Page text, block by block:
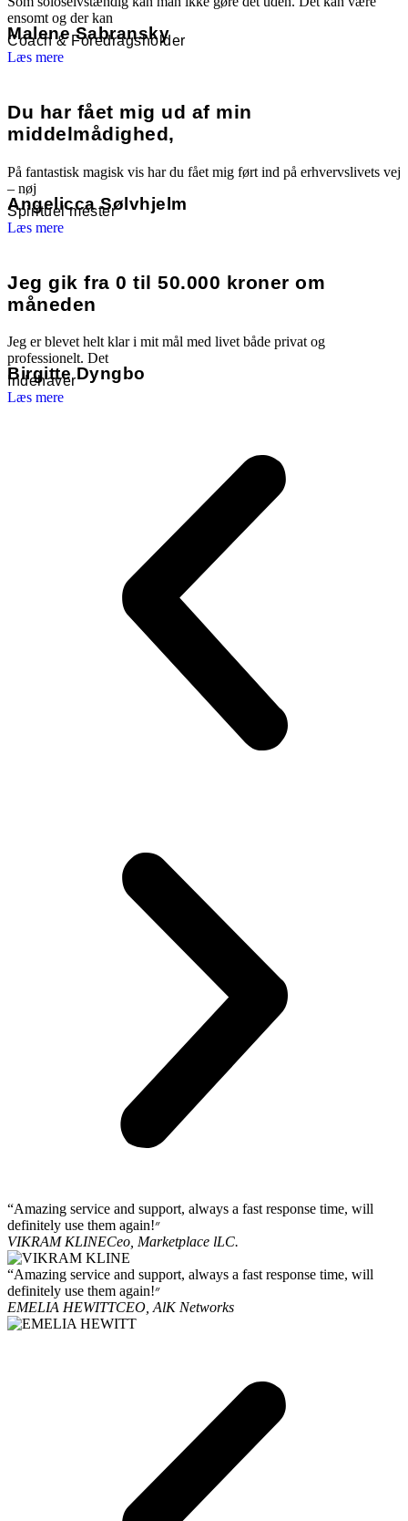
ensomt og der kan
Malene Sabransky
Coach & Foredragsholder
Læs mere
Du har fået mig ud af min
middelmådighed,
På fantastisk magisk vis har du fået mig ført ind på erhvervslivets vej
– nøj
Angelicca Sølvhjelm
Spirituel mester
Læs mere
Jeg gik fra 0 til 50.000 kroner om
måneden
Jeg er blevet helt klar i mit mål med livet både privat og
professionelt. Det
Birgitte Dyngbo
Indehaver
Læs mere
“Amazing service and support, always a fast response time, will
definitely use them again!״
VIKRAM KLINECeo, Marketplace lLC.
“Amazing service and support, always a fast response time, will
definitely use them again!״
EMELIA HEWITTCEO, AlK Networks